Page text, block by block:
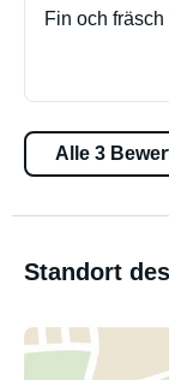
Fin och fräsch
Alle 3
Standort